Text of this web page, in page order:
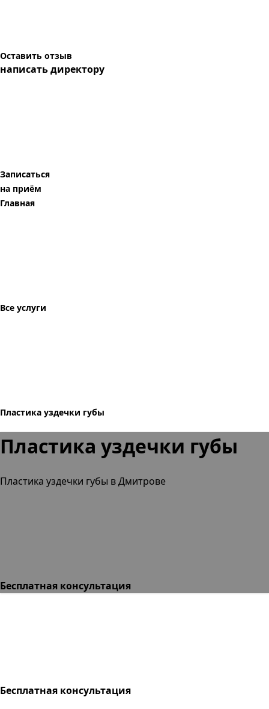
Оставить отзыв
написать директору
Записаться
на приём
Главная
Все услуги
Пластика уздечки губы
Пластика уздечки губы
Пластика уздечки губы в Дмитрове
Бесплатная консультация
Бесплатная консультация